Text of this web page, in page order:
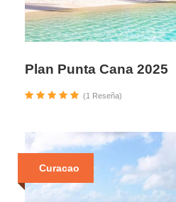
Plan Punta Cana 2025
(1 Reseña)
Curacao